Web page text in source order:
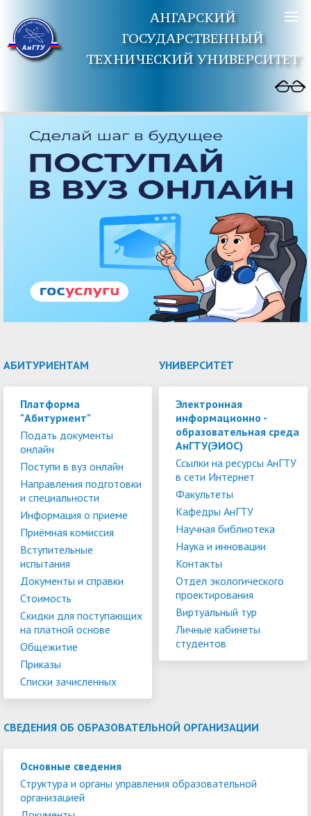
АНГАРСКИЙ
ГОСУДАРСТВЕННЫЙ
ТЕХНИЧЕСКИЙ УНИВЕРСИТЕТ
АБИТУРИЕНТАМ
Платформа
"Абитуриент"
Подать документы
онлайн
Поступи в вуз онлайн
Направления подготовки
и специальности
Информация о приеме
Приёмная комиссия
Вступительные
испытания
Документы и справки
Стоимость
Скидки для поступающих
на платной основе
Общежитие
Приказы
Списки зачисленных
УНИВЕРСИТЕТ
Электронная
информационно -
образовательная среда
АнГТУ(ЭИОС)
Ссылки на ресурсы АнГТУ
в сети Интернет
Факультеты
Кафедры АнГТУ
Научная библиотека
Наука и инновации
Контакты
Отдел экологического
проектирования
Виртуальный тур
Личные кабинеты
студентов
СВЕДЕНИЯ ОБ ОБРАЗОВАТЕЛЬНОЙ ОРГАНИЗАЦИИ
Основные сведения
Структура и органы управления образовательной
организацией